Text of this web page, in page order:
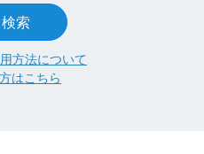
検索
方法について
はこちら